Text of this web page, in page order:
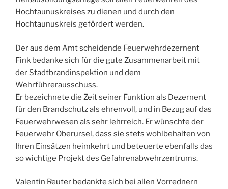
Hochtaunuskreises zu dienen und durch den
Hochtaunuskreis gefördert werden.
Der aus dem Amt scheidende Feuerwehrdezernent
Fink bedanke sich für die gute Zusammenarbeit mit
der Stadtbrandinspektion und dem
Wehrführerausschuss.
Er bezeichnete die Zeit seiner Funktion als Dezernent
für den Brandschutz als ehrenvoll, und in Bezug auf das
Feuerwehrwesen als sehr lehrreich. Er wünschte der
Feuerwehr Oberursel, dass sie stets wohlbehalten von
Ihren Einsätzen heimkehrt und beteuerte ebenfalls das
so wichtige Projekt des Gefahrenabwehrzentrums.
Valentin Reuter bedankte sich bei allen Vorrednern